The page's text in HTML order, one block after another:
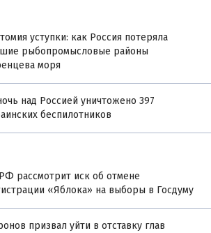
уступки: как Россия потеряла
рыбопромысловые районы
моря
над Россией уничтожено 397
беспилотников
рассмотрит иск об отмене
«Яблока» на выборы в Госдуму
призвал уйти в отставку глав